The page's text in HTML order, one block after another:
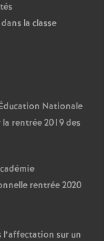
la classe
Nationale
rentrée 2019 des
rentrée 2020
sur un